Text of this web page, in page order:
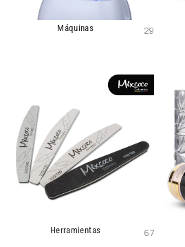
Máquinas 29
Herramientas 67